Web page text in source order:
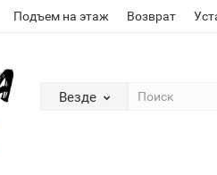
Подъем на этаж Возврат
Везде